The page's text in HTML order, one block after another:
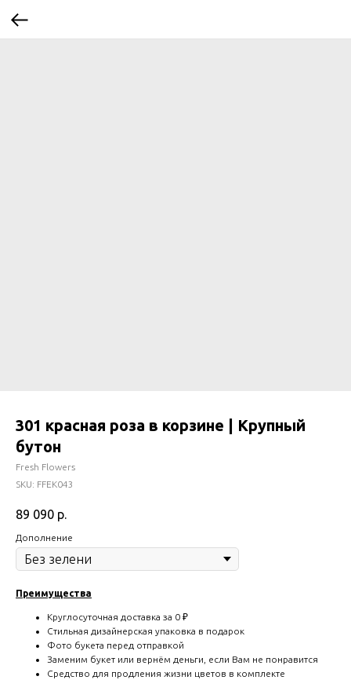
301 красная роза в корзине | Крупный
бутон
Fresh Flowers
SKU: FFEK043
89 090 р.
Дополнение
Преимущества
Круглосуточная доставка за 0 ₽
Стильная дизайнерская упаковка в подарок
Фото букета перед отправкой
Заменим букет или вернём деньги, если Вам не понравится
Средство для продления жизни цветов в комплекте